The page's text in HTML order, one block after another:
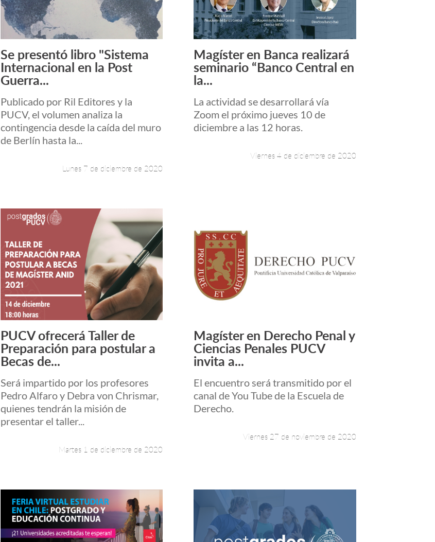
Leer más +
Se presentó libro "Sistema
Internacional en la Post
Guerra...
Publicado por Ril Editores y la
PUCV, el volumen analiza la
contingencia desde la caída del muro
de Berlín hasta la...
Lunes 7 de diciembre de 2020
Leer más +
Magíster en Banca realizará
seminario “Banco Central en
la...
La actividad se desarrollará vía
Zoom el próximo jueves 10 de
diciembre a las 12 horas.
Viernes 4 de diciembre de 2020
Leer más +
PUCV ofrecerá Taller de
Preparación para postular a
Becas de...
Será impartido por los profesores
Pedro Alfaro y Debra von Chrismar,
quienes tendrán la misión de
presentar el taller...
Martes 1 de diciembre de 2020
Leer más +
Magíster en Derecho Penal y
Ciencias Penales PUCV
invita a...
El encuentro será transmitido por el
canal de You Tube de la Escuela de
Derecho.
Viernes 27 de noviembre de 2020